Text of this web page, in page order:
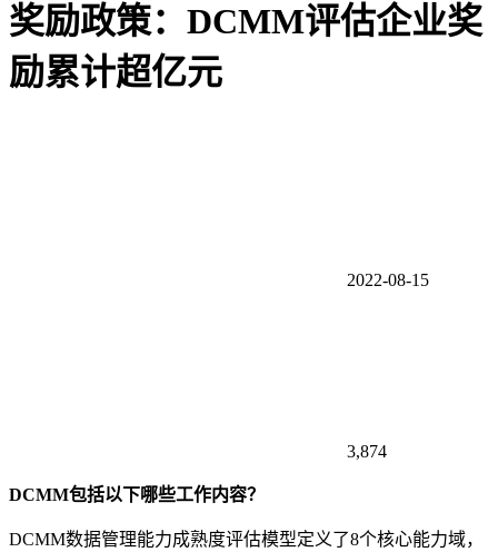
奖励政策：DCMM评估企业奖
励累计超亿元
2022-08-15
3,874
DCMM包括以下哪些工作内容？
DCMM数据管理能力成熟度评估模型定义了8个核心能力域，